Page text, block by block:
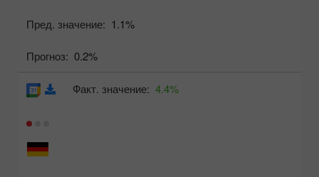
Пред. значение: 1.1%
Прогноз: 0.2%
Факт. значение: 4.4%